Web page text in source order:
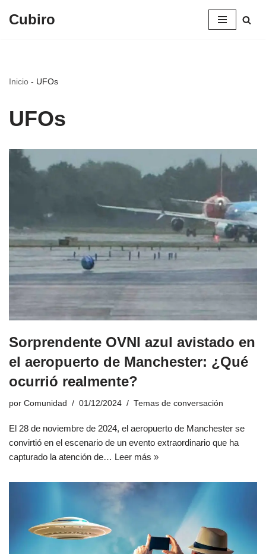
Cubiro
Inicio - UFOs
UFOs
Sorprendente OVNI azul avistado en
el aeropuerto de Manchester: ¿Qué
ocurrió realmente?
por Comunidad 01/12/2024 Temas de conversación
El 28 de noviembre de 2024, el aeropuerto de Manchester se
convirtió en el escenario de un evento extraordinario que ha
capturado la atención de… Leer más »